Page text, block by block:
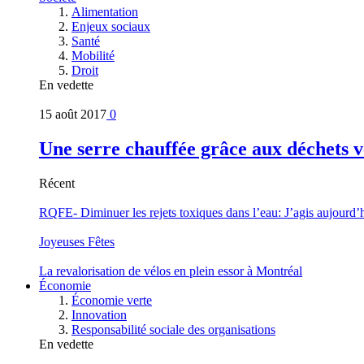
Alimentation
Enjeux sociaux
Santé
Mobilité
Droit
En vedette
15 août 2017 0
Une serre chauffée grâce aux
Récent
RQFE- Diminuer les rejets toxiques dans l’eau: J’agis
Joyeuses Fêtes
La revalorisation de vélos en plein essor à Montréal
Économie
Économie verte
Innovation
Responsabilité sociale des organisations
En vedette